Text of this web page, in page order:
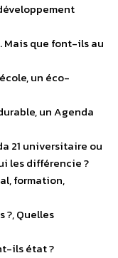
Mais que font-ils au
un éco-
un Agenda
21 universitaire ou
les différencie ?
formation,
?, Quelles
ils état ?